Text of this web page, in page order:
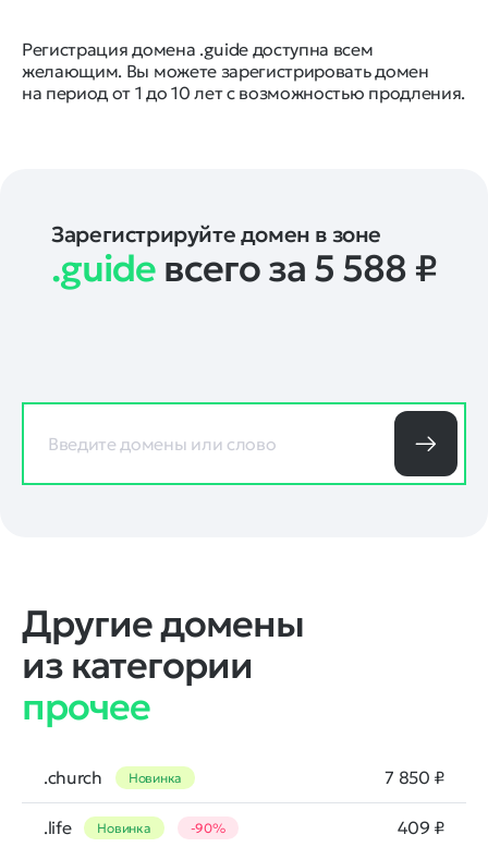
Регистрация домена .guide доступна всем
желающим. Вы можете зарегистрировать домен
на период от 1 до 10 лет с возможностью продления.
Зарегистрируйте домен в зоне
.guide всего за 5 588 ₽
Другие домены
из категории
прочее
.church Новинка 7 850 ₽
.life Новинка -90% 409 ₽